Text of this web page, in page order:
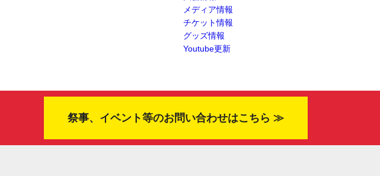
メディア情報
チケット情報
グッズ情報
Youtube更新
祭事、イベント等のお問い合わせはこちら ≫